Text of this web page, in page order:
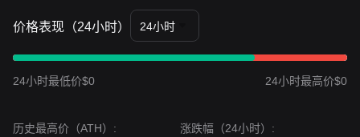
价格表现（24小时） 24小时
24小时最低价$0 24小时最高价$0
历史最高价（ATH）:
涨跌幅（24小时）: